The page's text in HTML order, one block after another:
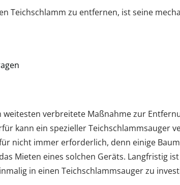
Teichschlamm zu entfernen, ist seine
weitesten verbreitete Maßnahme zur
kann ein spezieller Teichschlammsauger
nicht immer erforderlich, denn einige
Mieten eines solchen Geräts. Langfristig
in einen Teichschlammsauger zu